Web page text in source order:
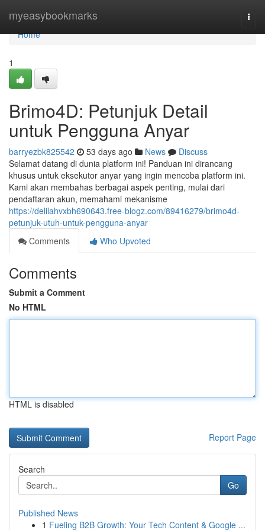
myeasybookmarks
Home
Home
1
Brimo4D: Petunjuk Detail
untuk Pengguna Anyar
barryezbk825542 53 days ago News
Discuss
Selamat datang di dunia platform ini! Panduan ini dirancang
khusus untuk eksekutor anyar yang ingin mencoba platform ini.
Kami akan membahas berbagai aspek penting, mulai dari
pendaftaran akun, memahami mekanisme
https://delilahvxbh690643.free-blogz.com/89416279/brimo4d-
petunjuk-utuh-untuk-pengguna-anyar
Comments
Who Upvoted
Comments
Submit a Comment
No HTML
HTML is disabled
Report Page
Search
Go
Published News
1 Fueling B2B Growth: Your Tech Content & Google ...